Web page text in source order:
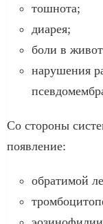
тошнота;
диарея;
боли в
нарушения
Со стороны
появление:
обратимой